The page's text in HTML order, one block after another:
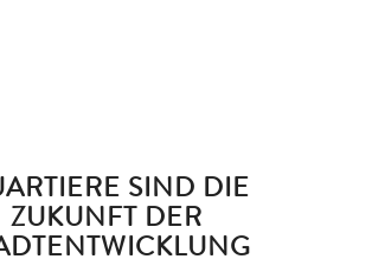
SIND DIE
ZUKUNFT DER